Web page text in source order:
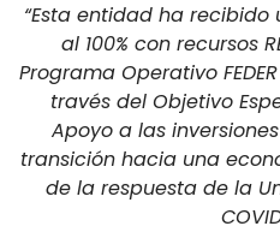
“Esta entidad ha
al 100% con recursos
Programa Operativo
través del Objetivo
Apoyo a las
transición hacia una
de la respuesta de la